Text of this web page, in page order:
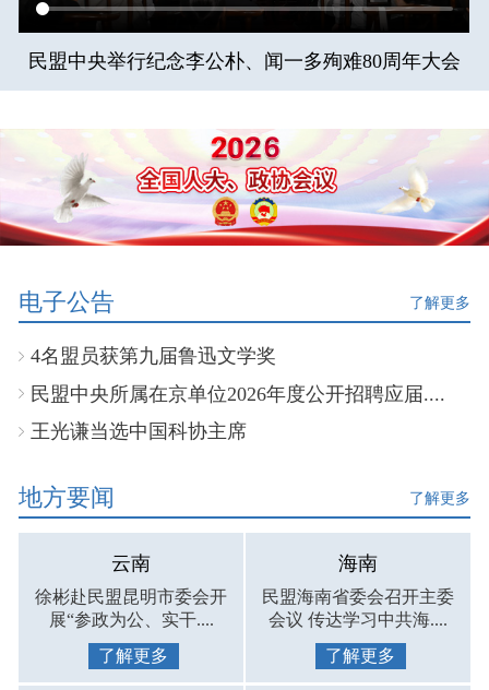
民盟中央举行纪念李公朴、闻一多殉难80周年大会
电子公告 了解更多
4名盟员获第九届鲁迅文学奖
民盟中央所属在京单位2026年度公开招聘应届....
王光谦当选中国科协主席
地方要闻 了解更多
云南
徐彬赴民盟昆明市委会开
展“参政为公、实干....
了解更多
海南
民盟海南省委会召开主委
会议 传达学习中共海....
了解更多